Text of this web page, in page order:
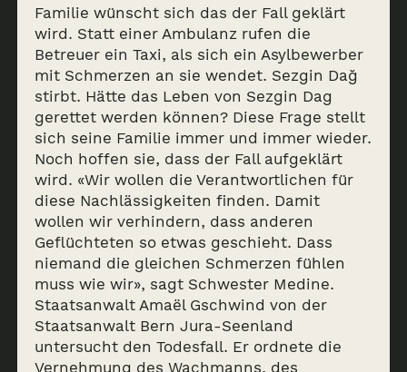
Familie wünscht sich das der Fall geklärt
wird. Statt einer Ambulanz rufen die
Betreuer ein Taxi, als sich ein Asylbewerber
mit Schmerzen an sie wendet. Sezgin Dağ
stirbt. Hätte das Leben von Sezgin Dag
gerettet werden können? Diese Frage stellt
sich seine Familie immer und immer wieder.
Noch hoffen sie, dass der Fall aufgeklärt
wird. «Wir wollen die Verantwortlichen für
diese Nachlässigkeiten finden. Damit
wollen wir verhindern, dass anderen
Geflüchteten so etwas geschieht. Dass
niemand die gleichen Schmerzen fühlen
muss wie wir», sagt Schwester Medine.
Staatsanwalt Amaël Gschwind von der
Staatsanwalt Bern Jura-Seenland
untersucht den Todesfall. Er ordnete die
Vernehmung des Wachmanns, des